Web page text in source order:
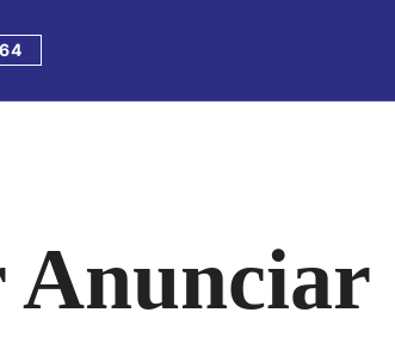
Anunciar